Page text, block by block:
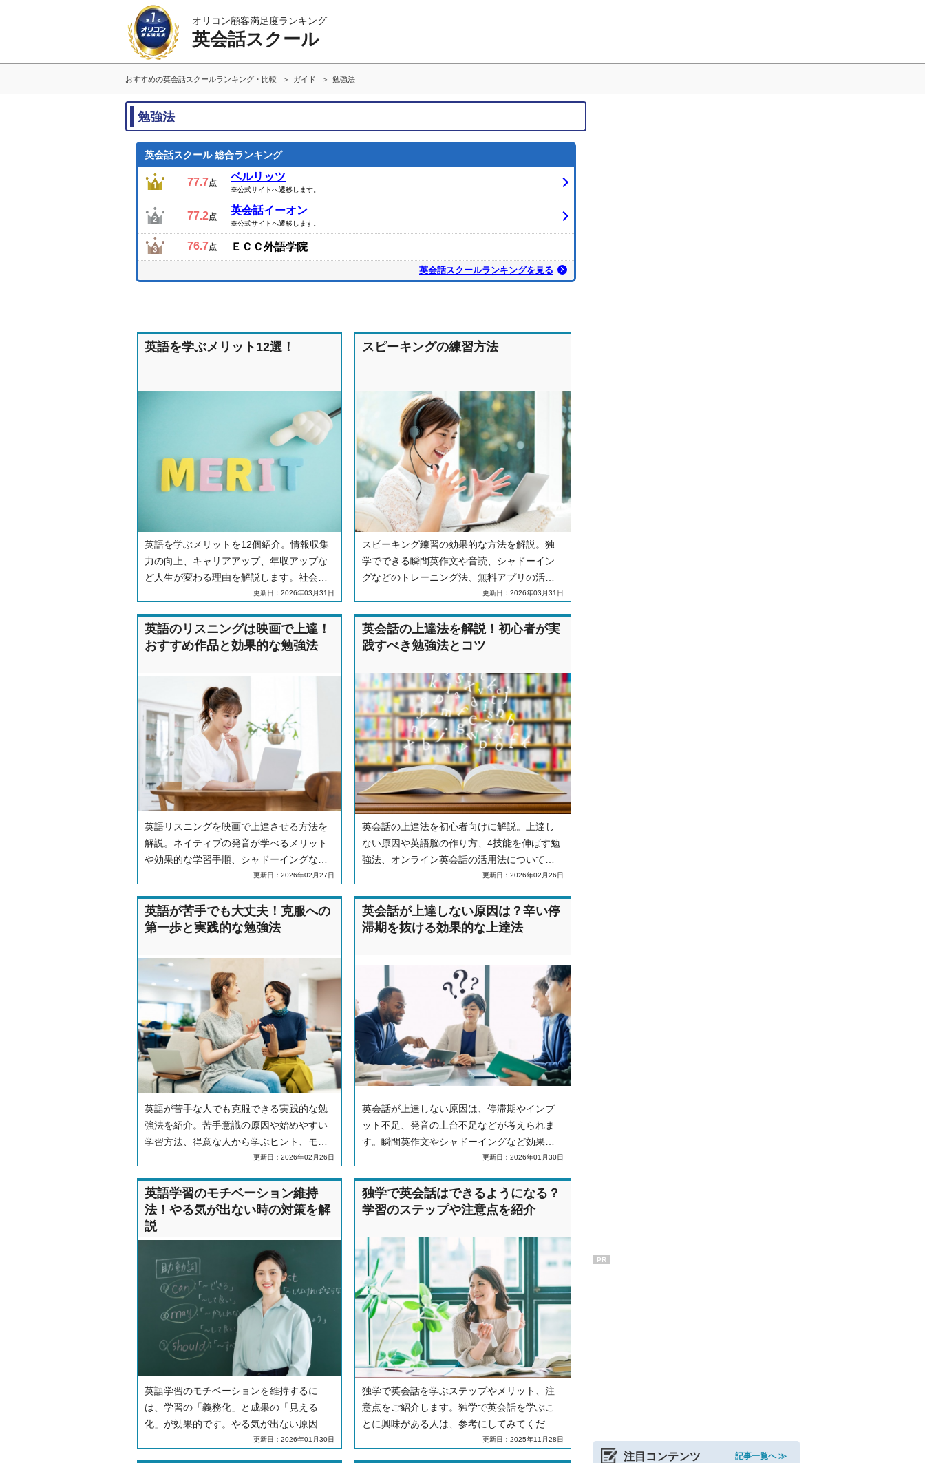
オリコン顧客満足度ランキング
英会話スクール
おすすめの英会話スクールランキング・比較 ガイド 勉強法
勉強法
英会話スクール 総合ランキング
77.7点
ベルリッツ
※公式サイトへ遷移します。
77.2点
英会話イーオン
※公式サイトへ遷移します。
76.7点 ＥＣＣ外語学院
英会話スクールランキングを見る
英語を学ぶメリット12選！
英語を学ぶメリットを12個紹介。情報収集
力の向上、キャリアアップ、年収アップな
ど人生が変わる理由を解説します。社会人
や学生が習得する効果、学習継続のコツや
更新日：2026年03月31日
スピーキングの練習方法
スピーキング練習の効果的な方法を解説。独
学でできる瞬間英作文や音読、シャドーイン
グなどのトレーニング法、無料アプリの活用
法、実践的なアウトプットの場についても紹
更新日：2026年03月31日
英語のリスニングは映画で上達！
おすすめ作品と効果的な勉強法
英語リスニングを映画で上達させる方法を
解説。ネイティブの発音が学べるメリット
や効果的な学習手順、シャドーイングなど
の勉強法を紹介。初心者から上級者向けの
更新日：2026年02月27日
英会話の上達法を解説！初心者が実
践すべき勉強法とコツ
英会話の上達法を初心者向けに解説。上達し
ない原因や英語脳の作り方、4技能を伸ばす勉
強法、オンライン英会話の活用法についても
更新日：2026年02月26日
英語が苦手でも大丈夫！克服への
第一歩と実践的な勉強法
英語が苦手な人でも克服できる実践的な勉
強法を紹介。苦手意識の原因や始めやすい
学習方法、得意な人から学ぶヒント、モチ
ベーション維持のコツについても解説しま
更新日：2026年02月26日
英会話が上達しない原因は？辛い停
滞期を抜ける効果的な上達法
英会話が上達しない原因は、停滞期やインプ
ット不足、発音の土台不足などが考えられま
す。瞬間英作文やシャドーイングなど効果的
な上達法と、学習が辛い時のマインドセット
更新日：2026年01月30日
英語学習のモチベーション維持
法！やる気が出ない時の対策を解
説
英語学習のモチベーションを維持するに
は、学習の「義務化」と成果の「見える
化」が効果的です。やる気が出ない原因や
習慣化のコツ、挫折しそうな時の対処法に
更新日：2026年01月30日
独学で英会話はできるようになる？
学習のステップや注意点を紹介
独学で英会話を学ぶステップやメリット、注
意点をご紹介します。独学で英会話を学ぶこ
とに興味がある人は、参考にしてみてくださ
更新日：2025年11月28日
PR
注目コンテンツ 記事一覧へ ≫